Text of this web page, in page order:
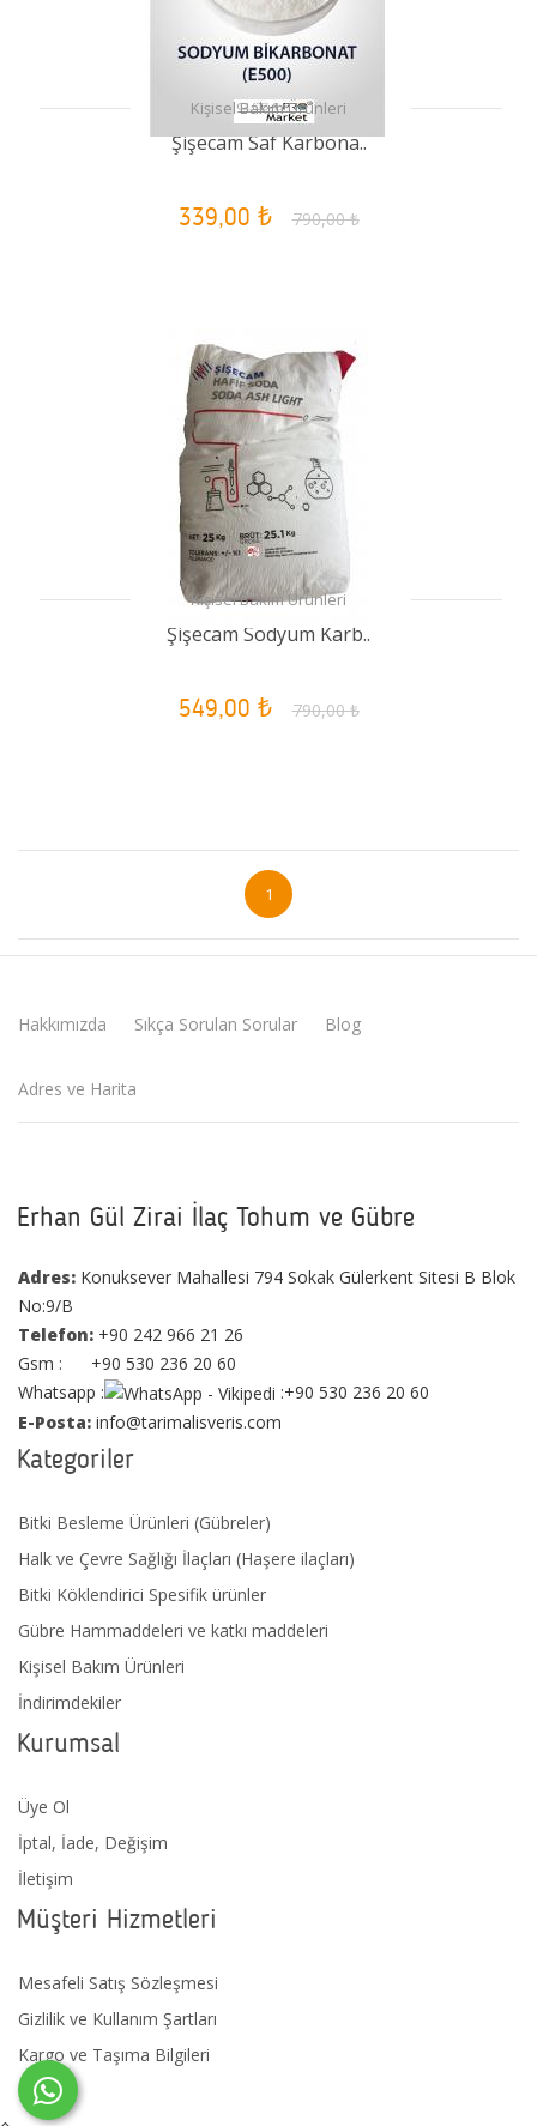
Kişisel Bakım Ürünleri
Şişecam Saf Karbona..
339,00 ₺ 790,00 ₺
Kişisel Bakım Ürünleri
Şişecam Sodyum Karb..
549,00 ₺ 790,00 ₺
1
Hakkımızda Sıkça Sorulan Sorular Blog
Adres ve Harita
Erhan Gül Zirai İlaç Tohum ve Gübre
Adres: Konuksever Mahallesi 794 Sokak Gülerkent Sitesi B Blok
No:9/B
Telefon: +90 242 966 21 26
Gsm : +90 530 236 20 60
Whatsapp :
:+90 530 236 20 60
E-Posta: info@tarimalisveris.com
Kategoriler
Bitki Besleme Ürünleri (Gübreler)
Halk ve Çevre Sağlığı İlaçları (Haşere ilaçları)
Bitki Köklendirici Spesifik ürünler
Gübre Hammaddeleri ve katkı maddeleri
Kişisel Bakım Ürünleri
İndirimdekiler
Kurumsal
Üye Ol
İptal, İade, Değişim
İletişim
Müşteri Hizmetleri
Mesafeli Satış Sözleşmesi
Gizlilik ve Kullanım Şartları
Kargo ve Taşıma Bilgileri